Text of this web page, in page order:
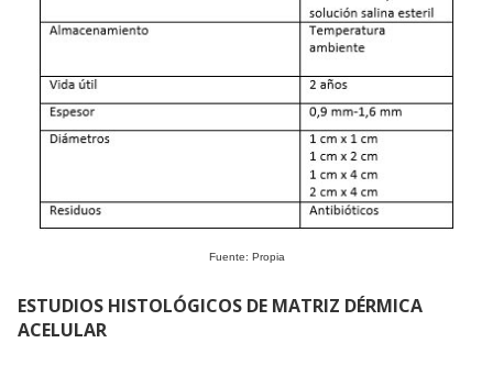
Fuente: Propia
ESTUDIOS HISTOLÓGICOS DE MATRIZ DÉRMICA
ACELULAR